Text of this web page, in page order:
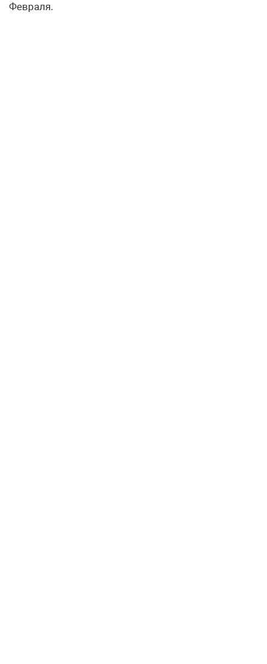
Февраля.